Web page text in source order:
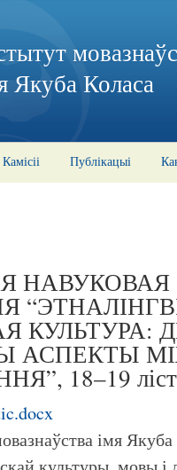
Якуба Коласа
Камісіі Публікацыі
НАВУКОВАЯ
КУЛЬТУРА:
АСПЕКТЫ
18–19
імя